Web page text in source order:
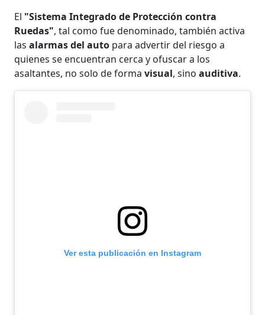
El "Sistema Integrado de Protección contra
Ruedas", tal como fue denominado, también activa
lasalarmas del auto para advertir del riesgo a
quienes se encuentran cerca y ofuscar a los
asaltantes, no solo de formavisual, sinoauditiva.
Ver esta publicación en Instagram